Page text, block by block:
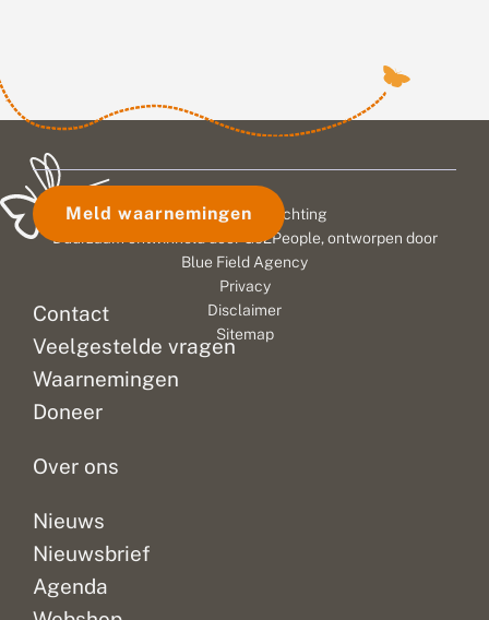
Contact
Veelgestelde vragen
Waarnemingen
Doneer
Over ons
Nieuws
Nieuwsbrief
Agenda
Meld waarnemingen
© 2026 Vlinderstichting
Duurzaam ontwikkeld door
Go2People, ontworpen door
Blue Field Agency
Privacy
Disclaimer
Sitemap